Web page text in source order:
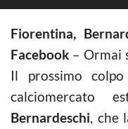
Fiorentina,
Facebook – Ormai
Il prossimo
calciomercato
Bernardeschi, che